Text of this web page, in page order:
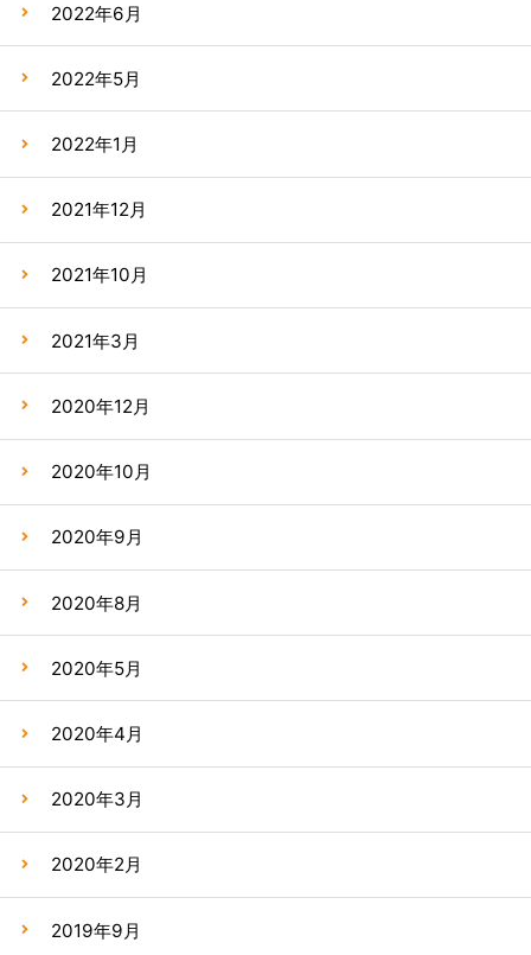
2022年6月
2022年5月
2022年1月
2021年12月
2021年10月
2021年3月
2020年12月
2020年10月
2020年9月
2020年8月
2020年5月
2020年4月
2020年3月
2020年2月
2019年9月